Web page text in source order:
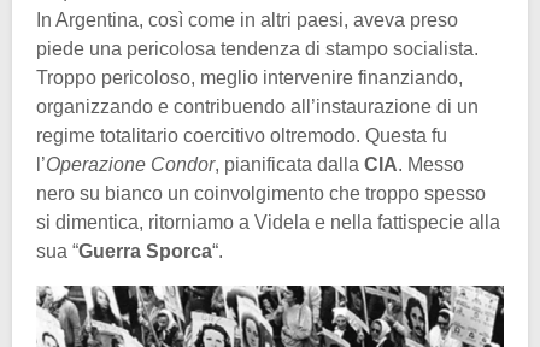
In Argentina, così come in altri paesi, aveva preso
piede una pericolosa tendenza di stampo socialista.
Troppo pericoloso, meglio intervenire finanziando,
organizzando e contribuendo all’instaurazione di un
regime totalitario coercitivo oltremodo. Questa fu
l’Operazione Condor, pianificata dalla CIA. Messo
nero su bianco un coinvolgimento che troppo spesso
si dimentica, ritorniamo a Videla e nella fattispecie alla
sua “Guerra Sporca“.